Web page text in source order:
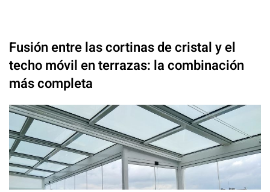
Fusión entre las cortinas de cristal y el
techo móvil en terrazas: la combinación
más completa